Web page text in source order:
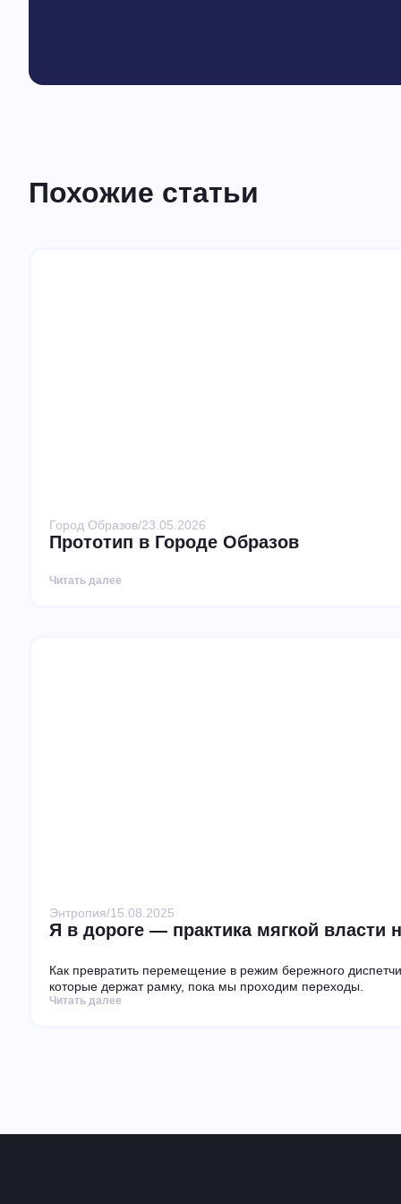
Похожие статьи
Город Образов/23.05.2026
Прототип в Городе Образов
Читать далее
Энтропия/15.08.2025
Я в дороге — практика мягкой власти
Как превратить перемещение в режим бережного
которые держат рамку, пока мы проходим переходы.
Читать далее